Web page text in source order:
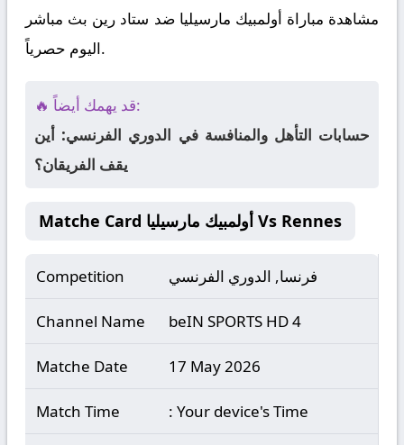
مشاهدة مباراة أولمبيك مارسيليا ضد ستاد رين بث مباشر
اليوم حصرياً.
🔥 قد يهمك أيضاً:
حسابات التأهل والمنافسة في الدوري الفرنسي: أين
يقف الفريقان؟
Matche Card أولمبيك مارسيليا Vs Rennes
Competition فرنسا, الدوري الفرنسي
Channel Name beIN SPORTS HD 4
Matche Date 17 May 2026
Match Time : Your device's Time